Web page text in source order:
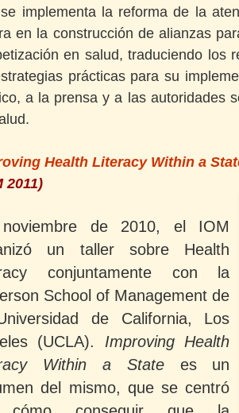
implementa la reforma de la
en la construcción de alianzas
en salud, traduciendo los
prácticas para su
a la prensa y a las autoridades
Health Literacy Within a
2011)
de 2010, el IOM
un taller sobre Health
conjuntamente con la
School of Management de
de California, Los
(UCLA). Improving Health
Within a Statees un
del mismo, que se centró